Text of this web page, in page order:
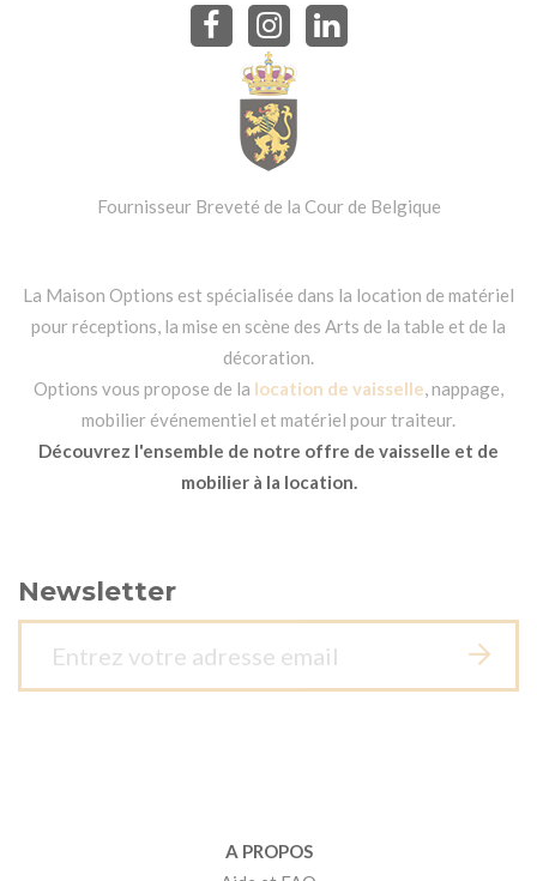
Fournisseur Breveté de la Cour de Belgique
La Maison Options est spécialisée dans la location de matériel
pour réceptions, la mise en scène des Arts de la table et de la
décoration.
Options vous propose de la location de vaisselle, nappage,
mobilier événementiel et matériel pour traiteur.
Découvrez l'ensemble de notre offre de vaisselle et de
mobilier à la location.
Newsletter
A PROPOS